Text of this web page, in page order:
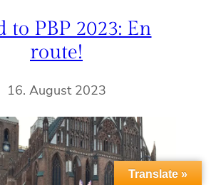
to PBP 2023: En
route!
16. August 2023
Translate »